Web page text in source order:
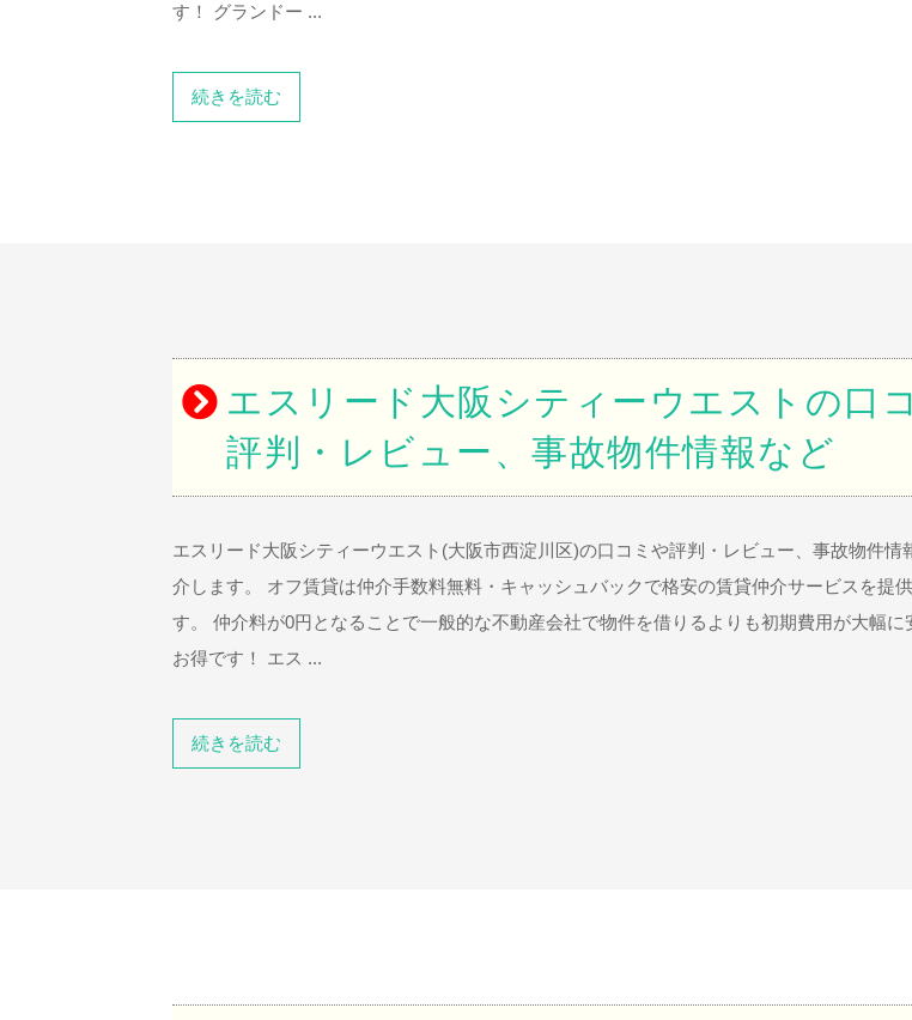
す！ グランドー ...
続きを読む
エスリード大阪シティーウエストの口
評判・レビュー、事故物件情報など
エスリード大阪シティーウエスト(大阪市西淀川区)の口コミや評判・レビュー、事故物件情
介します。 オフ賃貸は仲介手数料無料・キャッシュバックで格安の賃貸仲介サービスを提
す。 仲介料が0円となることで一般的な不動産会社で物件を借りるよりも初期費用が大幅に
お得です！ エス ...
続きを読む